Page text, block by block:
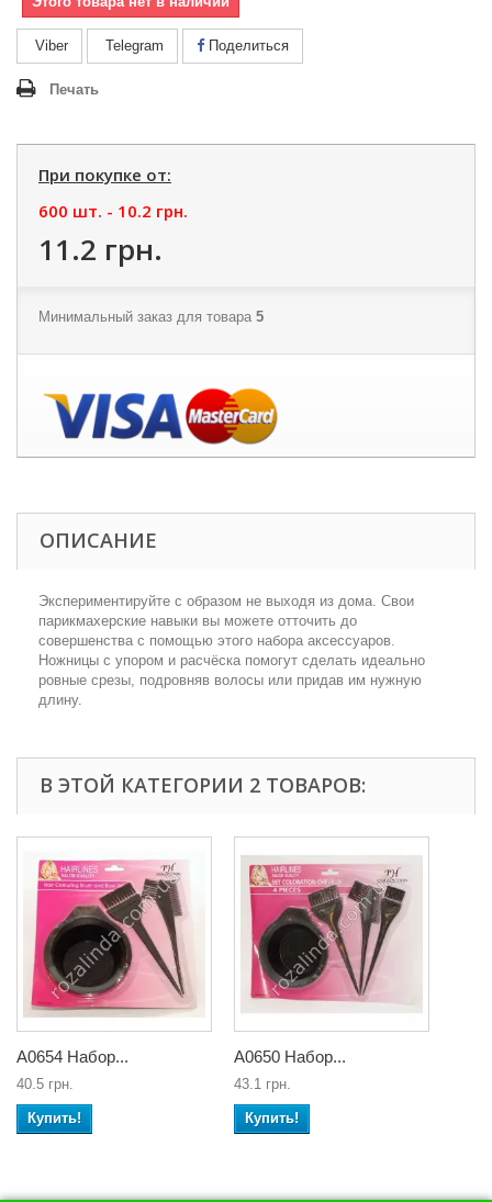
Viber Telegram Поделиться
Печать
При покупке от:
600 шт. - 10.2 грн.
11.2 грн.
Минимальный заказ для товара 5
ОПИСАНИЕ
Экспериментируйте с образом не выходя из дома. Свои
парикмахерские навыки вы можете отточить до
совершенства с помощью этого набора аксессуаров.
Ножницы с упором и расчёска помогут сделать идеально
ровные срезы, подровняв волосы или придав им нужную
длину.
В ЭТОЙ КАТЕГОРИИ 2 ТОВАРОВ:
А0654 Набор...
40.5 грн.
Купить!
А0650 Набор...
43.1 грн.
Купить!